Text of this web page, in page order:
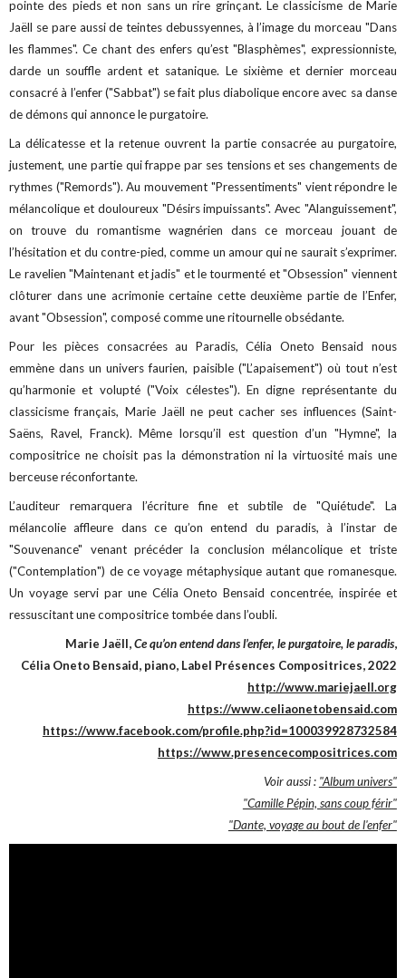
pointe des pieds et non sans un rire grinçant. Le classicisme de Marie
Jaëll se pare aussi de teintes debussyennes, à l’image du morceau "Dans
les flammes". Ce chant des enfers qu’est "Blasphèmes", expressionniste,
darde un souffle ardent et satanique. Le sixième et dernier morceau
consacré à l’enfer ("Sabbat") se fait plus diabolique encore avec sa danse
de démons qui annonce le purgatoire.
La délicatesse et la retenue ouvrent la partie consacrée au purgatoire,
justement, une partie qui frappe par ses tensions et ses changements de
rythmes ("Remords"). Au mouvement "Pressentiments" vient répondre le
mélancolique et douloureux "Désirs impuissants". Avec "Alanguissement",
on trouve du romantisme wagnérien dans ce morceau jouant de
l’hésitation et du contre-pied, comme un amour qui ne saurait s’exprimer.
Le ravelien "Maintenant et jadis" et le tourmenté et "Obsession" viennent
clôturer dans une acrimonie certaine cette deuxième partie de l’Enfer,
avant "Obsession", composé comme une ritournelle obsédante.
Pour les pièces consacrées au Paradis, Célia Oneto Bensaid nous
emmène dans un univers faurien, paisible ("L’apaisement") où tout n’est
qu’harmonie et volupté ("Voix célestes"). En digne représentante du
classicisme français, Marie Jaëll ne peut cacher ses influences (Saint-
Saëns, Ravel, Franck). Même lorsqu’il est question d’un "Hymne", la
compositrice ne choisit pas la démonstration ni la virtuosité mais une
berceuse réconfortante.
L’auditeur remarquera l’écriture fine et subtile de "Quiétude". La
mélancolie affleure dans ce qu’on entend du paradis, à l’instar de
"Souvenance" venant précéder la conclusion mélancolique et triste
("Contemplation") de ce voyage métaphysique autant que romanesque.
Un voyage servi par une Célia Oneto Bensaid concentrée, inspirée et
ressuscitant une compositrice tombée dans l’oubli.
Marie Jaëll,Ce qu’on entend dans l’enfer, le purgatoire, le paradis,
Célia Oneto Bensaid, piano, Label Présences Compositrices, 2022
http://www.mariejaell.org
https://www.celiaonetobensaid.com
https://www.facebook.com/profile.php?id=100039928732584
https://www.presencecompositrices.com
Voir aussi : "Album univers"
"Camille Pépin, sans coup férir"
"Dante, voyage au bout de l'enfer"